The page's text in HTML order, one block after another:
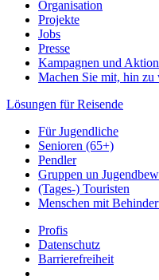
Organisation
Projekte
Jobs
Presse
Kampagnen und
Machen Sie mit, hin zu
Lösungen für Reisende
Für Jugendliche
Senioren (65+)
Pendler
Gruppen un
(Tages-) Touristen
Menschen mit
Profis
Datenschutz
Barrierefreiheit